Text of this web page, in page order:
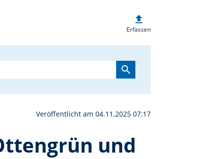
beim
upload
Erfassen
search
Veröffentlicht am 04.11.2025 07:17
und